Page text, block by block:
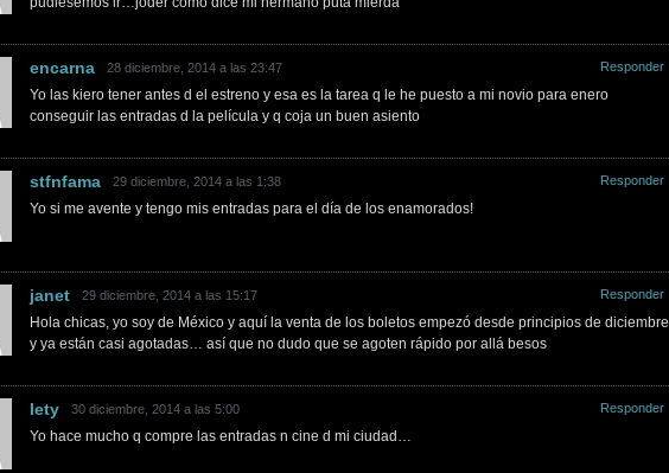
encarna 28 diciembre, 2014 a las 23:47
Yo las kiero tener antes d el estreno y esa es la tarea q le he puesto a mi novio para enero
conseguir las entradas d la película y q coja un buen asiento
Responder
stfnfama 29 diciembre, 2014 a las 1:38
Yo si me avente y tengo mis entradas para el día de los enamorados!
Responder
janet 29 diciembre, 2014 a las 15:17
Hola chicas, yo soy de México y aquí la venta de los boletos empezó desde principios de diciembre
y ya están casi agotadas… así que no dudo que se agoten rápido por allá besos
Responder
lety 30 diciembre, 2014 a las 5:00
Yo hace mucho q compre las entradas n cine d mi ciudad…
Responder